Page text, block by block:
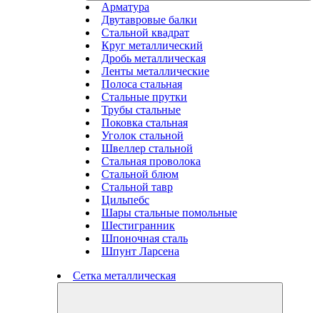
Арматура
Двутавровые балки
Стальной квадрат
Круг металлический
Дробь металлическая
Ленты металлические
Полоса стальная
Стальные прутки
Трубы стальные
Поковка стальная
Уголок стальной
Швеллер стальной
Стальная проволока
Стальной блюм
Стальной тавр
Цильпебс
Шары стальные помольные
Шестигранник
Шпоночная сталь
Шпунт Ларсена
Сетка металлическая